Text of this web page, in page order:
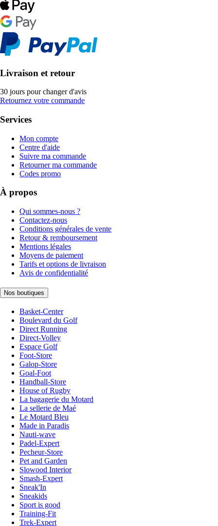
Livraison et retour
30 jours pour changer d'avis
Retournez votre commande
Services
Mon compte
Centre d'aide
Suivre ma commande
Retourner ma commande
Codes promo
À propos
Qui sommes-nous ?
Contactez-nous
Conditions générales de vente
Retour & remboursement
Mentions légales
Moyens de paiement
Tarifs et options de livraison
Avis de confidentialité
Nos boutiques
Basket-Center
Boulevard du Golf
Direct Running
Direct-Volley
Espace Golf
Foot-Store
Galop-Store
Goal-Foot
Handball-Store
House of Rugby
La bagagerie du Motard
La sellerie de Maé
Le Motard Bleu
Made in Paradis
Nauti-wave
Padel-Expert
Pecheur-Store
Pet and Garden
Slowood Interior
Smash-Expert
Sneak'In
Sneakids
Sport is good
Training-Fit
Trek-Expert